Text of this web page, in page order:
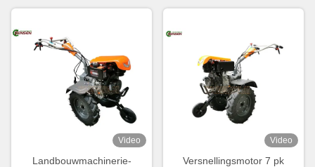
Video
Landbouwmachinerie-
Video
Versnellingsmotor 7 pk